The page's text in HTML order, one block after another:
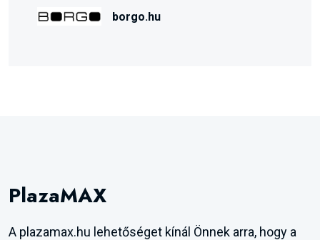
borgo.hu
PlazaMAX
A plazamax.hu lehetőséget kínál Önnek arra, hogy a